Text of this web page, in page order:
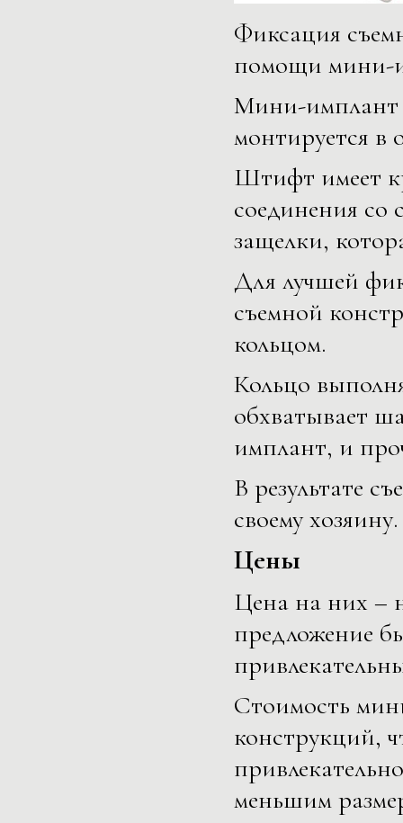
Фиксация
помощи мини-
Мини-имплант
монтируется в
Штифт имеет
соединения со
защелки,
Для лучшей
съемной
кольцом.
Кольцо
обхватывает
имплант, и
В результате
своему хозяину.
Цены
Цена на них –
предложение
Стоимость
конструкций,
меньшим